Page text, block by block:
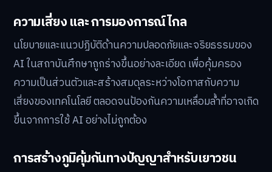
ความเสี่ยง และ การมองการณ์ไกล
นโยบายและแนวปฏิบัติด้านความปลอดภัยและจริยธรรมของ
AI ในสถาบันศึกษาถูกร่างขึ้นอย่างละเอียด เพื่อคุ้มครอง
ความเป็นส่วนตัวและสร้างสมดุลระหว่างโอกาสกับความ
เสี่ยงของเทคโนโลยี ตลอดจนป้องกันความเหลื่อมล้ำที่อาจเกิด
ขึ้นจากการใช้ AI อย่างไม่ถูกต้อง
การสร้างภูมิคุ้มกันทางปัญญาสำหรับเยาวชน